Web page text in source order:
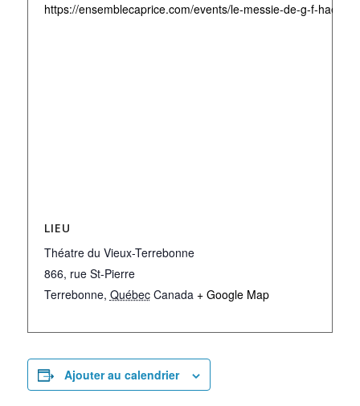
https://ensemblecaprice.com/events/le-messie-de-g-f-
LIEU
Théatre du Vieux-Terrebonne
866, rue St-Pierre
Terrebonne, Québec Canada + Google Map
Ajouter au calendrier